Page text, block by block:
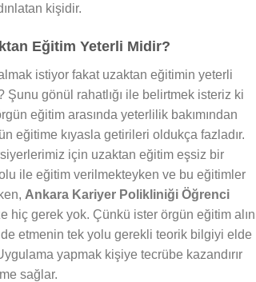
kişidir.
Eğitim Yeterli Midir?
istiyor fakat uzaktan eğitimin yeterli
Şunu gönül rahatlığı ile belirtmek isteriz ki
eğitim arasında yeterlilik bakımından
eğitime kıyasla getirileri oldukça fazladır.
için uzaktan eğitim eşsiz bir
ile eğitim verilmekteyken ve bu eğitimler
Ankara Kariyer Polikliniği Öğrenci
hiç gerek yok. Çünkü ister örgün eğitim alın
etmenin tek yolu gerekli teorik bilgiyi elde
yapmak kişiye tecrübe kazandırır
sağlar.